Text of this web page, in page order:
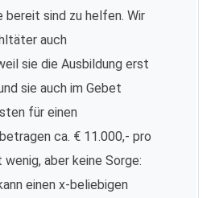
bereit sind zu helfen. Wir
auch
sie die Ausbildung erst
sie auch im Gebet
für einen
ca. € 11.000,- pro
aber keine Sorge:
einen x-beliebigen